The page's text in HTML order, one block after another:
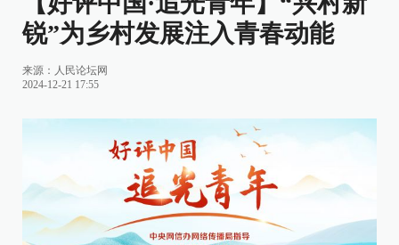
锐”为乡村发展注入青春动能
来源： 人民论坛网
2024-12-21 17:55